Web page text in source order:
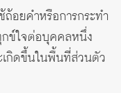
ถ้อยคำหรือการกระทำ
กข์ใจต่อบุคคลหนึ่ง
เกิดขึ้นในพื้นที่ส่วนตัว